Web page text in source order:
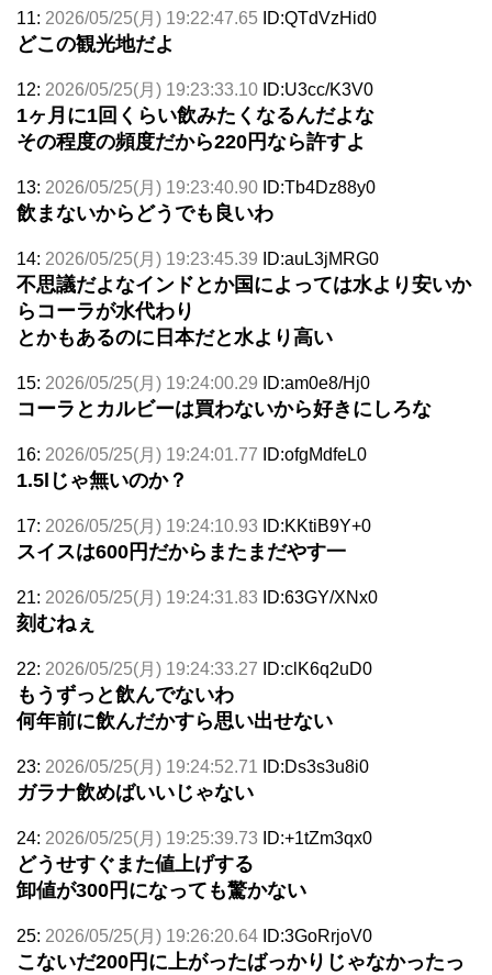
11: 2026/05/25(月) 19:22:47.65 ID:QTdVzHid0
どこの観光地だよ
12: 2026/05/25(月) 19:23:33.10 ID:U3cc/K3V0
1ヶ月に1回くらい飲みたくなるんだよな
その程度の頻度だから220円なら許すよ
13: 2026/05/25(月) 19:23:40.90 ID:Tb4Dz88y0
飲まないからどうでも良いわ
14: 2026/05/25(月) 19:23:45.39 ID:auL3jMRG0
不思議だよなインドとか国によっては水より安いか
らコーラが水代わり
とかもあるのに日本だと水より高い
15: 2026/05/25(月) 19:24:00.29 ID:am0e8/Hj0
コーラとカルビーは買わないから好きにしろな
16: 2026/05/25(月) 19:24:01.77 ID:ofgMdfeL0
1.5lじゃ無いのか？
17: 2026/05/25(月) 19:24:10.93 ID:KKtiB9Y+0
スイスは600円だからまたまだやす一
21: 2026/05/25(月) 19:24:31.83 ID:63GY/XNx0
刻むねぇ
22: 2026/05/25(月) 19:24:33.27 ID:clK6q2uD0
もうずっと飲んでないわ
何年前に飲んだかすら思い出せない
23: 2026/05/25(月) 19:24:52.71 ID:Ds3s3u8i0
ガラナ飲めばいいじゃない
24: 2026/05/25(月) 19:25:39.73 ID:+1tZm3qx0
どうせすぐまた値上げする
卸値が300円になっても驚かない
25: 2026/05/25(月) 19:26:20.64 ID:3GoRrjoV0
こないだ200円に上がったばっかりじゃなかったっ